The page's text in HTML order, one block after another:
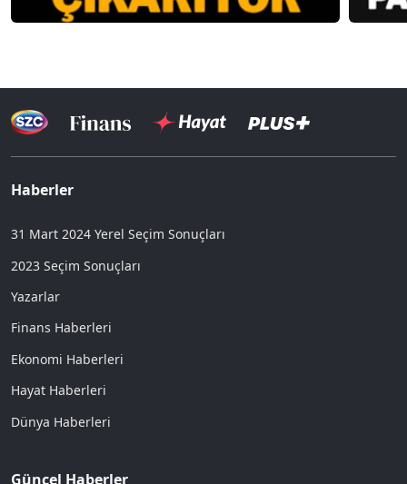
Haberler
31 Mart 2024 Yerel Seçim Sonuçları
2023 Seçim Sonuçları
Yazarlar
Finans Haberleri
Ekonomi Haberleri
Hayat Haberleri
Dünya Haberleri
Güncel Haberler